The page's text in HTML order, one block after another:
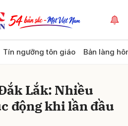
Tín ngưỡng tôn giáo Bản làng
Lắk: Nhiều
động khi lần đầu